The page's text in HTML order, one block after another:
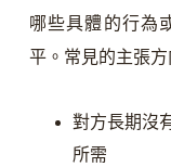
哪些具體的行為
平。常見的主張方
對方長期沒
所需